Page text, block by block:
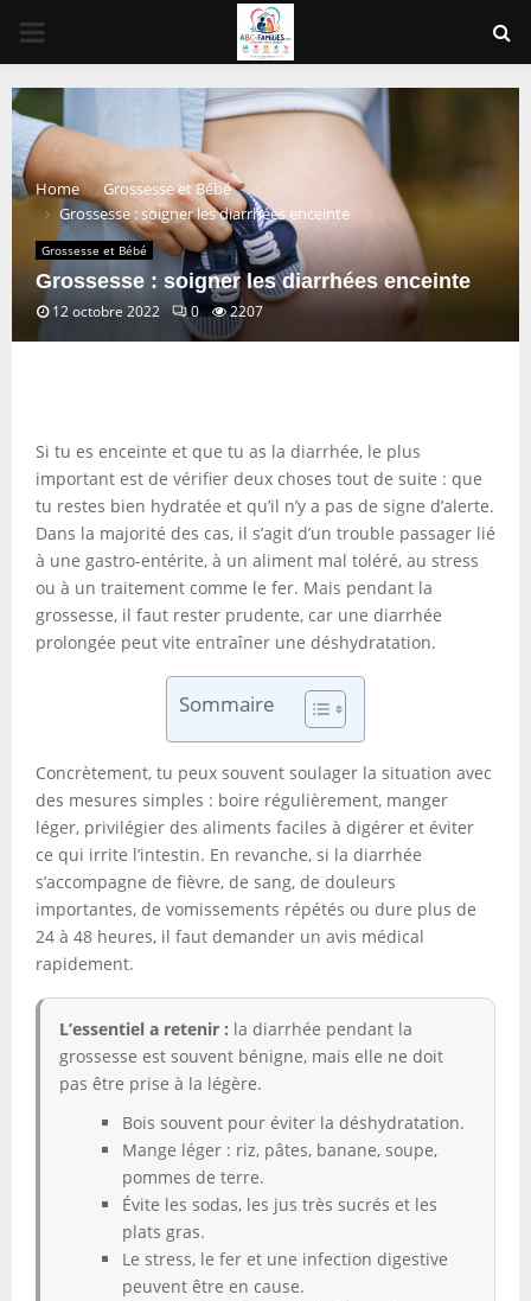
PRIMARY
MENU
Home
Grossesse et Bébé
Grossesse : soigner les diarrhées enceinte
Grossesse et Bébé
Grossesse : soigner les diarrhées enceinte
12 octobre 2022 0 2207
Si tu es enceinte et que tu as la diarrhée, le plus
important est de vérifier deux choses tout de suite : que
tu restes bien hydratée et qu’il n’y a pas de signe d’alerte.
Dans la majorité des cas, il s’agit d’un trouble passager lié
à une gastro-entérite, à un aliment mal toléré, au stress
ou à un traitement comme le fer. Mais pendant la
grossesse, il faut rester prudente, car une diarrhée
prolongée peut vite entraîner une déshydratation.
Sommaire
Concrètement, tu peux souvent soulager la situation avec
des mesures simples : boire régulièrement, manger
léger, privilégier des aliments faciles à digérer et éviter
ce qui irrite l’intestin. En revanche, si la diarrhée
s’accompagne de fièvre, de sang, de douleurs
importantes, de vomissements répétés ou dure plus de
24 à 48 heures, il faut demander un avis médical
rapidement.
L’essentiel a retenir : la diarrhée pendant la
grossesse est souvent bénigne, mais elle ne doit
pas être prise à la légère.
Bois souvent pour éviter la déshydratation.
Mange léger : riz, pâtes, banane, soupe,
pommes de terre.
Évite les sodas, les jus très sucrés et les
plats gras.
Le stress, le fer et une infection digestive
peuvent être en cause.